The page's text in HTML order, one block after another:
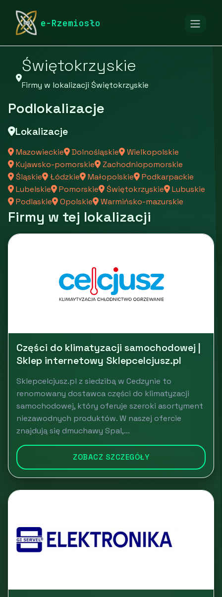
e-Rzemiosło
rymarstwo-poznan.pl
Świętokrzyskie
Firmy w lokalizacji Świętokrzyskie
Podlokalizacje
Lokalizacje
Mazowieckie Dolnośląskie
Wielkopolskie
Kujawsko-pomorskie
Zachodniopomorskie
Śląskie
Łódzkie Małopolskie
Podkarpackie
Lubelskie
Pomorskie Świętokrzyskie
Lubuskie
Podlaskie
Opolskie Warmińsko-mazurskie
Firmy w tej lokalizacji
Części do klimatyzacji samochodowej |
Sklep internetowy Sklepcelcjusz.pl
Sklepcelcjusz.pl z siedzibą w Cedzynie to
renomowany dostawca części do klimatyzacji
samochodowej, który oferuje szeroki asortyment
niezawodnych produktów. W naszej ofercie
znajdują się dmuchawy Spal,...
ZOBACZ SZCZEGÓŁY